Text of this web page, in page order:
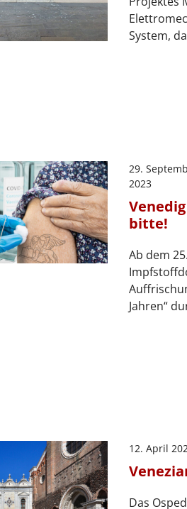
System,
29.
2023
bitte!
Ab dem
Jahren“
12. April
Das